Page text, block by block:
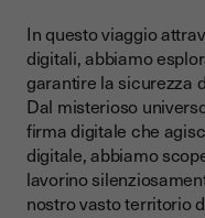
In questo viaggio
digitali, abbiamo
garantire la sicurezza
Dal misterioso
firma digitale che
digitale, abbiamo
lavorino
nostro vasto territorio